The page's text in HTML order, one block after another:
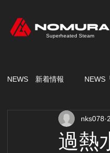
Superheated Steam
NEWS 新着情報 NEWS
過熱
nks078